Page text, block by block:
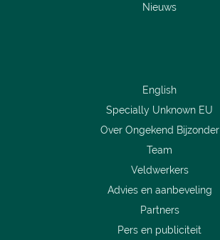
Nieuws
English
Specially Unknown EU
Over Ongekend Bijzonder
Team
Veldwerkers
Advies en aanbeveling
Partners
Pers en publiciteit